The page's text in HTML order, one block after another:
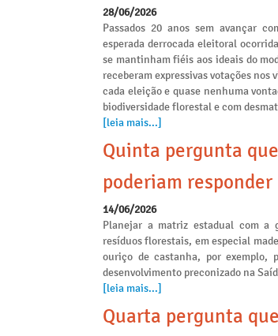
28/06/2026
Passados 20 anos sem avançar
esperada derrocada eleitoral
se mantinham fiéis aos ideais do
receberam expressivas votações
cada eleição e quase nenhuma
biodiversidade florestal e com
[leia mais...]
Quinta pergunta
poderiam responder
14/06/2026
Planejar a matriz estadual com a
resíduos florestais, em especial
ouriço de castanha, por exemplo,
desenvolvimento preconizado na
[leia mais...]
Quarta pergunta